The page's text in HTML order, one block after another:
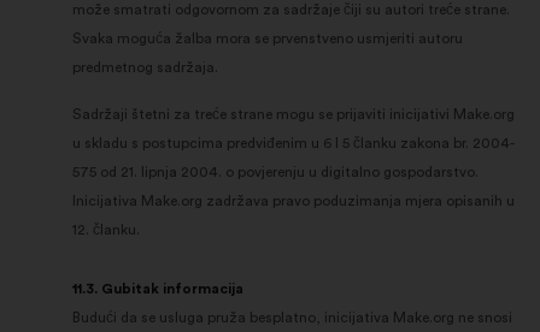
može smatrati odgovornom za sadržaje čiji su autori treće strane.
Svaka moguća žalba mora se prvenstveno usmjeriti autoru
predmetnog sadržaja.
Sadržaji štetni za treće strane mogu se prijaviti inicijativi Make.org
u skladu s postupcima predviđenim u 6 I 5 članku zakona br. 2004-
575 od 21. lipnja 2004. o povjerenju u digitalno gospodarstvo.
Inicijativa Make.org zadržava pravo poduzimanja mjera opisanih u
12. članku.
11.3. Gubitak informacija
Budući da se usluga pruža besplatno, inicijativa Make.org ne snosi